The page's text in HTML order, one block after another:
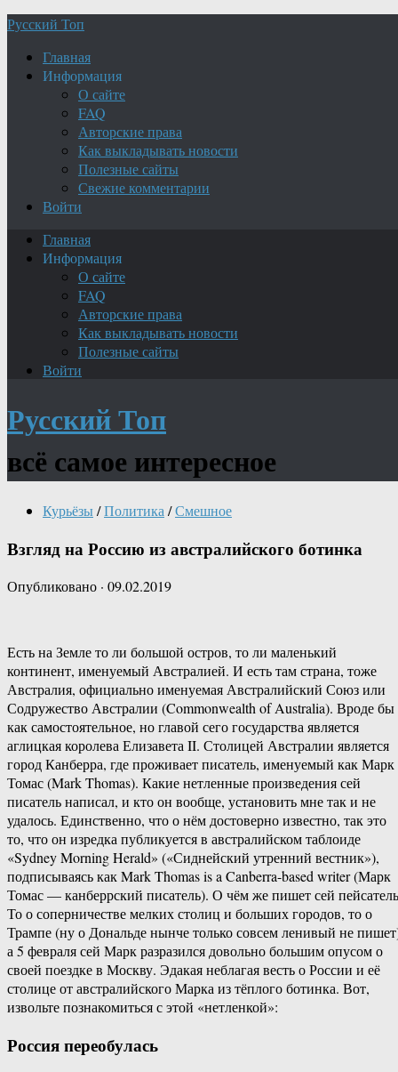
Русский Топ
Главная
Информация
О сайте
FAQ
Авторские права
Как выкладывать новости
Полезные сайты
Свежие комментарии
Войти
Главная
Информация
О сайте
FAQ
Авторские права
Как выкладывать новости
Полезные сайты
Войти
Русский Топ
всё самое интересное
Курьёзы/Политика /Смешное
Взгляд на Россию из австралийского ботинка
Опубликовано · 09.02.2019
Есть на Земле то ли большой остров, то ли маленький
континент, именуемый Австралией. И есть там страна, тоже
Австралия, официально именуемая Австралийский Союз или
Содружество Австралии (Commonwealth of Australia). Вроде бы
как самостоятельное, но главой сего государства является
аглицкая королева Елизавета II. Столицей Австралии является
город Канберра, где проживает писатель, именуемый как Марк
Томас (Mark Thomas). Какие нетленные произведения сей
писатель написал, и кто он вообще, установить мне так и не
удалось. Единственно, что о нём достоверно известно, так это
то, что он изредка публикуется в австралийском таблоиде
«Sydney Morning Herald» («Сиднейский утренний вестник»),
подписываясь как Mark Thomas is a Canberra-based writer (Марк
Томас — канберрский писатель). О чём же пишет сей
То о соперничестве мелких столиц и больших городов, то о
Трампе (ну о Дональде нынче только совсем ленивый не
а 5 февраля сей Марк разразился довольно большим опусом о
своей поездке в Москву. Эдакая неблагая весть о России и её
столице от австралийского Марка из тёплого ботинка. Вот,
извольте познакомиться с этой «нетленкой»:
Россия переобулась